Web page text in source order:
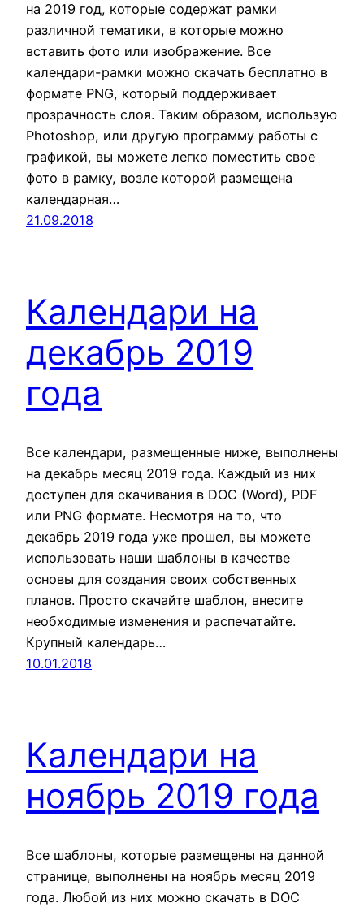
на 2019 год, которые содержат рамки
различной тематики, в которые можно
вставить фото или изображение. Все
календари-рамки можно скачать бесплатно в
формате PNG, который поддерживает
прозрачность слоя. Таким образом, использую
Photoshop, или другую программу работы с
графикой, вы можете легко поместить свое
фото в рамку, возле которой размещена
календарная…
21.09.2018
Календари на
декабрь 2019
года
Все календари, размещенные ниже, выполнены
на декабрь месяц 2019 года. Каждый из них
доступен для скачивания в DOC (Word), PDF
или PNG формате. Несмотря на то, что
декабрь 2019 года уже прошел, вы можете
использовать наши шаблоны в качестве
основы для создания своих собственных
планов. Просто скачайте шаблон, внесите
необходимые изменения и распечатайте.
Крупный календарь…
10.01.2018
Календари на
ноябрь 2019 года
Все шаблоны, которые размещены на данной
странице, выполнены на ноябрь месяц 2019
года. Любой из них можно скачать в DOC